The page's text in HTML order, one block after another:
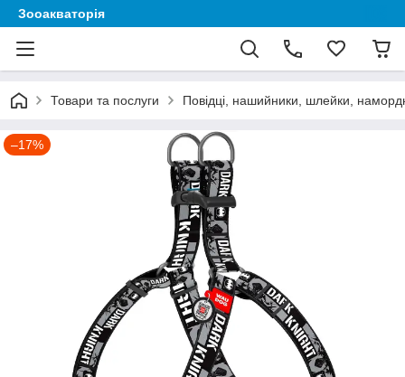
Зооакваторія
Товари та послуги Повідці, нашийники, шлейки,
–17%